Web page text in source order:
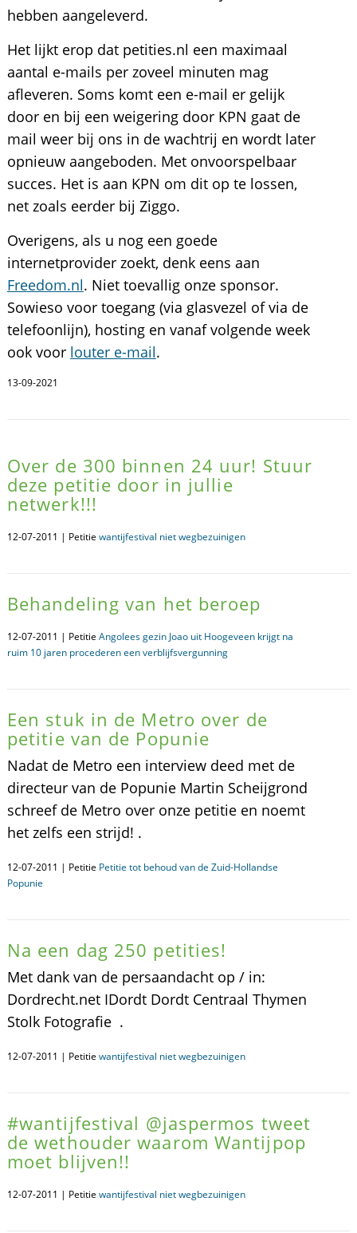
hebben aangeleverd.
Het lijkt erop dat petities.nl een maximaal
aantal e-mails per zoveel minuten mag
afleveren. Soms komt een e-mail er gelijk
door en bij een weigering door KPN gaat de
mail weer bij ons in de wachtrij en wordt later
opnieuw aangeboden. Met onvoorspelbaar
succes. Het is aan KPN om dit op te lossen,
net zoals eerder bij Ziggo.
Overigens, als u nog een goede
internetprovider zoekt, denk eens aan
Freedom.nl. Niet toevallig onze sponsor.
Sowieso voor toegang (via glasvezel of via de
telefoonlijn), hosting en vanaf volgende week
ook voor louter e-mail.
13-09-2021
Over de 300 binnen 24 uur! Stuur
deze petitie door in jullie
netwerk!!!
12-07-2011 | Petitie wantijfestival niet wegbezuinigen
Behandeling van het beroep
12-07-2011 | Petitie Angolees gezin Joao uit Hoogeveen krijgt na
ruim 10 jaren procederen een verblijfsvergunning
Een stuk in de Metro over de
petitie van de Popunie
Nadat de Metro een interview deed met de
directeur van de Popunie Martin Scheijgrond
schreef de Metro over onze petitie en noemt
het zelfs een strijd! .
12-07-2011 | Petitie Petitie tot behoud van de Zuid-Hollandse
Popunie
Na een dag 250 petities!
Met dank van de persaandacht op / in:
Dordrecht.net IDordt Dordt Centraal Thymen
Stolk Fotografie .
12-07-2011 | Petitie wantijfestival niet wegbezuinigen
#wantijfestival @jaspermos tweet
de wethouder waarom Wantijpop
moet blijven!!
12-07-2011 | Petitie wantijfestival niet wegbezuinigen